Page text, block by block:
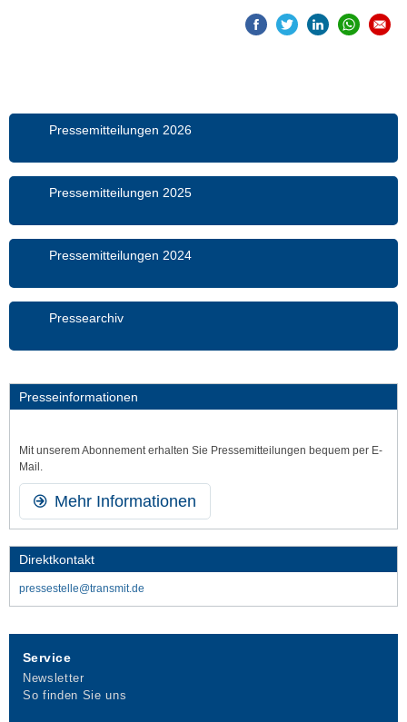
Pressemitteilungen 2026
Pressemitteilungen 2025
Pressemitteilungen 2024
Pressearchiv
Presseinformationen
Mit unserem Abonnement erhalten Sie Presse­mitteilungen bequem per E-
Mail.
Mehr Informationen
Direktkontakt
pressestelle@transmit.de
Service
Newsletter
So finden Sie uns